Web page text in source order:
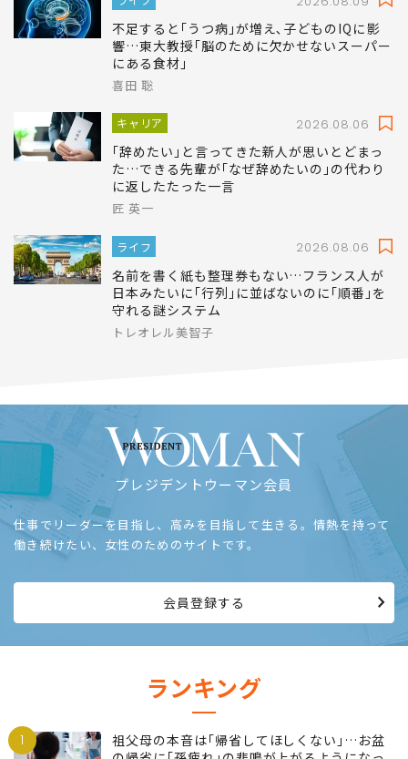
不足すると｢うつ病｣が増え､子どものIQに影
響…東大教授｢脳のために欠かせないスーパー
にある食材｣
喜田 聡
キャリア 2026.08.06
｢辞めたい｣と言ってきた新人が思いとどまっ
た…できる先輩が｢なぜ辞めたいの｣の代わり
に返したたった一言
匠 英一
ライフ 2026.08.06
名前を書く紙も整理券もない…フランス人が
日本みたいに｢行列｣に並ばないのに｢順番｣を
守れる謎システム
トレオレル美智子
プレジデントウーマン会員
仕事でリーダーを目指し、高みを目指して生きる。情熱を持って
働き続けたい、女性のためのサイトです。
会員登録する
ランキング
1
祖父母の本音は｢帰省してほしくない｣…お盆